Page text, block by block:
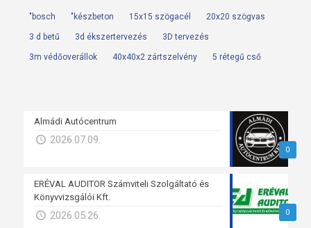
"bosch "készbeton 15x15 szögacél 20x20 szögvas
3 d betű 3d ékszertervezés 3D tervezés
3m védőoverállok 40x40x2 zártszelvény 5 rétegű cső
0
Almádi Autócentrum
2026.07.09.
0
ERÉVAL AUDITOR Számviteli Szolgáltató és
Könyvvizsgálói Kft.
2026.05.26.